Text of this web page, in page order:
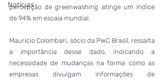
Notícias
percepção de greenwashing atinge um índice
de 94% em escala mundial.
Mauricio Colombari, sócio da PwC Brasil, ressalta
a importância desse dado, indicando a
necessidade de mudanças na forma como as
empresas divulgam informações de